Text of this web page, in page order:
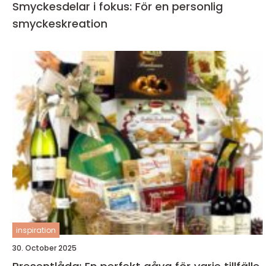
Smyckesdelar i fokus: För en personlig
smyckeskreation
inspiration
30. October 2025